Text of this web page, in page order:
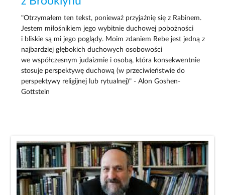
"Otrzymałem ten tekst, ponieważ przyjaźnię się z Rabinem.
Jestem miłośnikiem jego wybitnie duchowej pobożności
i bliskie są mi jego poglądy. Moim zdaniem Rebe jest jedną z
najbardziej głębokich duchowych osobowości
we współczesnym judaizmie i osobą, która konsekwentnie
stosuje perspektywę duchową (w przeciwieństwie do
perspektywy religijnej lub rytualnej)" - Alon Goshen-
Gottstein